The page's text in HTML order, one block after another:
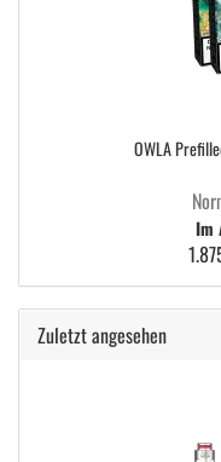
OWLA
Im
Zuletzt angesehen